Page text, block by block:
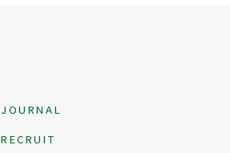
JOURNAL
RECRUIT